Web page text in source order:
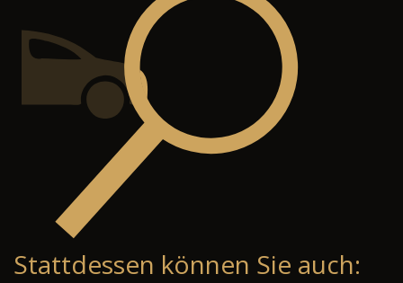
Stattdessen können Sie auch: